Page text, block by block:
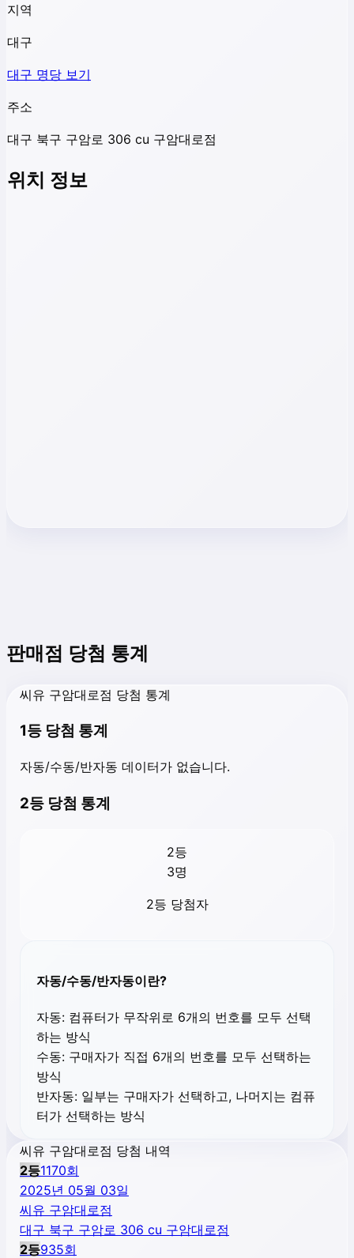
지역
대구
대구 명당 보기
주소
대구 북구 구암로 306 cu 구암대로점
위치 정보
판매점 당첨 통계
씨유 구암대로점 당첨 통계
1등 당첨 통계
자동/수동/반자동 데이터가 없습니다.
2등 당첨 통계
2등
3명
2등 당첨자
자동/수동/반자동이란?
자동: 컴퓨터가 무작위로 6개의 번호를 모두 선택
하는 방식
수동: 구매자가 직접 6개의 번호를 모두 선택하는
방식
반자동: 일부는 구매자가 선택하고, 나머지는 컴퓨
터가 선택하는 방식
씨유 구암대로점 당첨 내역
2등1170회
2025년 05월 03일
씨유 구암대로점
대구 북구 구암로 306 cu 구암대로점
2등935회